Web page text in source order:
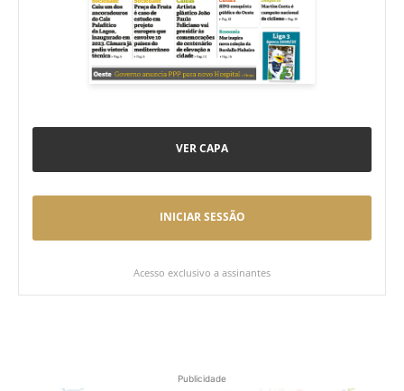
VER CAPA
INICIAR SESSÃO
Acesso exclusivo a assinantes
Publicidade